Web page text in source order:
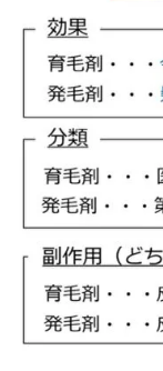
剤
発
毛
剤
を
見
分
け
る
～